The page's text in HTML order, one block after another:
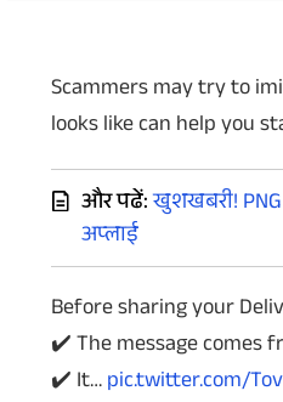
Scammers may try to
looks like can help you
और पढें:खुशखबरी!
अप्लाई
Before sharing your
✔️ The message comes
✔️ It…pic.twitter.com/